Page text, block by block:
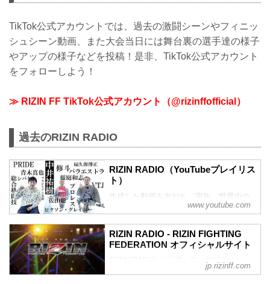
TikTok公式アカウントでは、過去の激闘シーンやフィニッ
シュシーン動画、また大会当日には舞台裏の選手達の様子
やアップの様子などを投稿！是非、TikTok公式アカウント
をフォローしよう！
≫ RIZIN FF TikTok公式アカウント（@rizinffofficial）
過去のRIZIN RADIO
RIZIN RADIO（YouTubeプレイリス
ト）
作成した動画を友だち、家族、世界中の
www.youtube.com
RIZIN RADIO - RIZIN FIGHTING
FEDERATION オフィシャルサイト
RIZIN RADIO の記事一覧 - 格闘技イベン
ト「RIZIN」（ライジン）と「RIZIN
jp.rizinff.com